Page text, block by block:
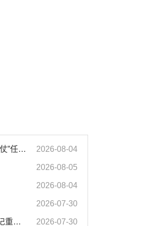
汪华东在全市季度工作会议上强调 锚定打好“三仗”任务和年度预期目标不动摇 在全市上下掀起比学赶超争先进位的攻坚热潮 2026-08-04
2026-08-05
2026-08-04
2026-07-30
市委常委会会议强调 深入学习贯彻习近平总书记重要讲话指示精神 高质量推进城市更新 不断提升本质安全水平 汪华东主持会议 2026-07-30